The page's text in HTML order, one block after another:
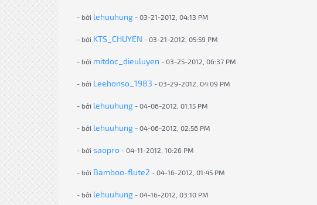
- bởi lehuuhung- 03-21-2012, 04:13 PM
- bởi KTS_CHUYEN - 03-21-2012, 05:59 PM
- bởi mitdoc_dieuluyen - 03-25-2012, 06:37 PM
- bởi Leehonso_1983 - 03-29-2012, 04:09 PM
- bởi lehuuhung- 04-06-2012, 01:15 PM
- bởi lehuuhung- 04-06-2012, 02:56 PM
- bởi saopro- 04-11-2012, 10:26 PM
- bởi Bamboo-flute2 - 04-16-2012, 01:45 PM
- bởi lehuuhung- 04-16-2012, 03:10 PM